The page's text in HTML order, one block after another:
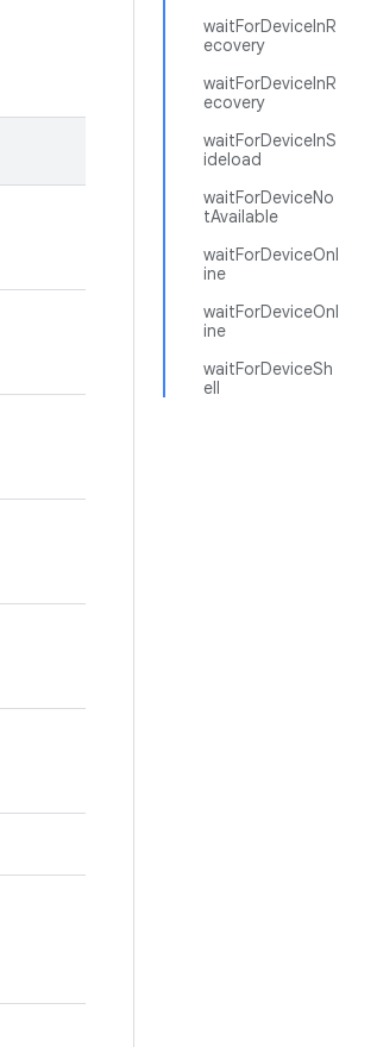
waitForDeviceInR
ecovery
waitForDeviceInR
ecovery
waitForDeviceInS
ideload
waitForDeviceNo
tAvailable
waitForDeviceOnl
ine
waitForDeviceOnl
ine
waitForDeviceSh
ell